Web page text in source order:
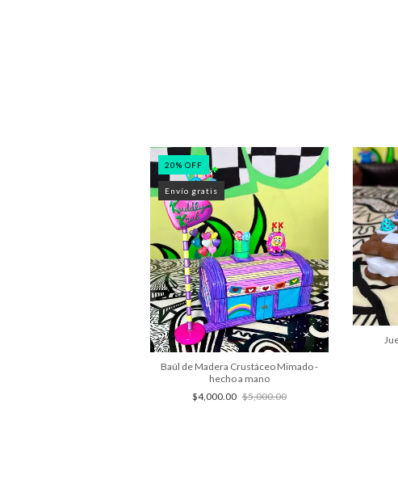
20% OFF
Envío gratis
Baúl de Madera Crustáceo Mimado -
hecho a mano
$4,000.00 $5,000.00